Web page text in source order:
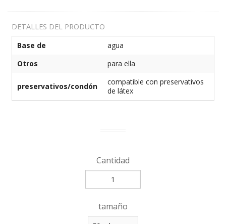
DETALLES DEL PRODUCTO
Base de
agua
Otros
para ella
preservativos/condón
compatible con preservativos
de látex
Cantidad
tamaño